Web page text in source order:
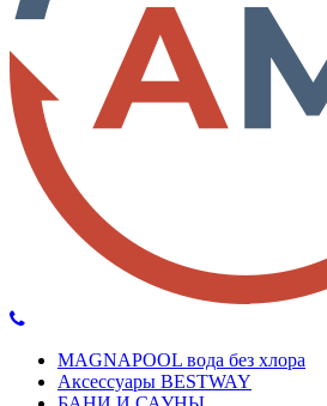
MAGNAPOOL вода без хлора
Аксессуары BESTWAY